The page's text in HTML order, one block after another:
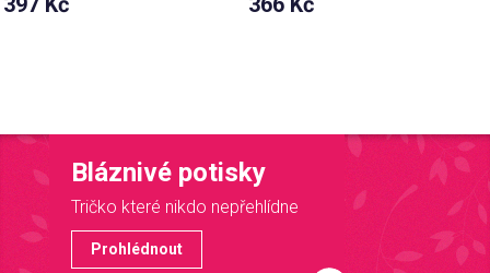
Bláznivé potisky
Tričko které nikdo nepřehlídne
Prohlédnout